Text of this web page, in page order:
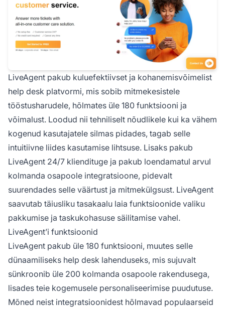
LiveAgent pakub kuluefektiivset ja kohanemisvõimelist
help desk platvormi, mis sobib mitmekesistele
tööstusharudele, hõlmates üle 180 funktsiooni ja
võimalust. Loodud nii tehniliselt nõudlikele kui ka vähem
kogenud kasutajatele silmas pidades, tagab selle
intuitiivne liides kasutamise lihtsuse. Lisaks pakub
LiveAgent 24/7 kliendituge ja pakub loendamatul arvul
kolmanda osapoole integratsioone, pidevalt
suurendades selle väärtust ja mitmekülgsust. LiveAgent
saavutab täiusliku tasakaalu laia funktsioonide valiku
pakkumise ja taskukohasuse säilitamise vahel.
LiveAgent’i funktsioonid
LiveAgent pakub üle 180 funktsiooni, muutes selle
dünaamiliseks help desk lahenduseks, mis sujuvalt
sünkroonib üle 200 kolmanda osapoole rakendusega,
lisades teie kogemusele personaliseerimise puudutuse.
Mõned neist integratsioonidest hõlmavad populaarseid